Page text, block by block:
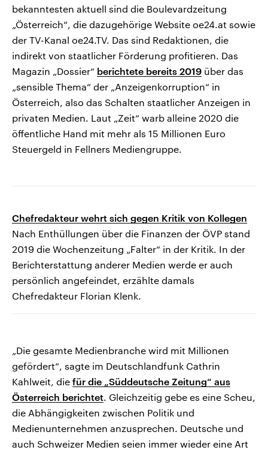
bekanntesten aktuell sind die Boulevardzeitung
„Österreich“, die dazugehörige Website oe24.at sowie
der TV-Kanal oe24.TV. Das sind Redaktionen, die
indirekt von staatlicher Förderung profitieren. Das
Magazin „Dossier“ berichtete bereits 2019 über das
„sensible Thema“ der „Anzeigenkorruption“ in
Österreich, also das Schalten staatlicher Anzeigen in
privaten Medien. Laut „Zeit“ warb alleine 2020 die
öffentliche Hand mit mehr als 15 Millionen Euro
Steuergeld in Fellners Mediengruppe.
Chefredakteur wehrt sich gegen Kritik von Kollegen
Nach Enthüllungen über die Finanzen der ÖVP stand
2019 die Wochenzeitung „Falter“ in der Kritik. In der
Berichterstattung anderer Medien werde er auch
persönlich angefeindet, erzählte damals
Chefredakteur Florian Klenk.
„Die gesamte Medienbranche wird mit Millionen
gefördert“, sagte im Deutschlandfunk Cathrin
Kahlweit, die für die „Süddeutsche Zeitung“ aus
Österreich berichtet. Gleichzeitig gebe es eine Scheu,
die Abhängigkeiten zwischen Politik und
Medienunternehmen anzusprechen. Deutsche und
auch Schweizer Medien seien immer wieder eine Art